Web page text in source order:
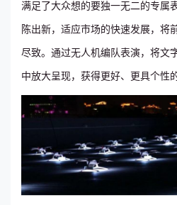
满足了大众想的要独一无二的专属
陈出新，适应市场的快速发展，将
尽致。通过无人机编队表演，将文
中放大呈现，获得更好、更具个性